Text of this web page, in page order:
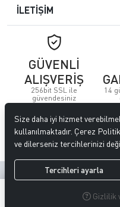
İLETİŞİM
GÜVENLİ
ALIŞVERİŞ
256bit SSL ile
güvendesiniz
14
© 2023Özkervan
Site
Size daha iyi hizmet
kullanılmaktadır. Çerez
ve dilerseniz tercihlerinizi
Tercihleri ayarla
Gizlilik